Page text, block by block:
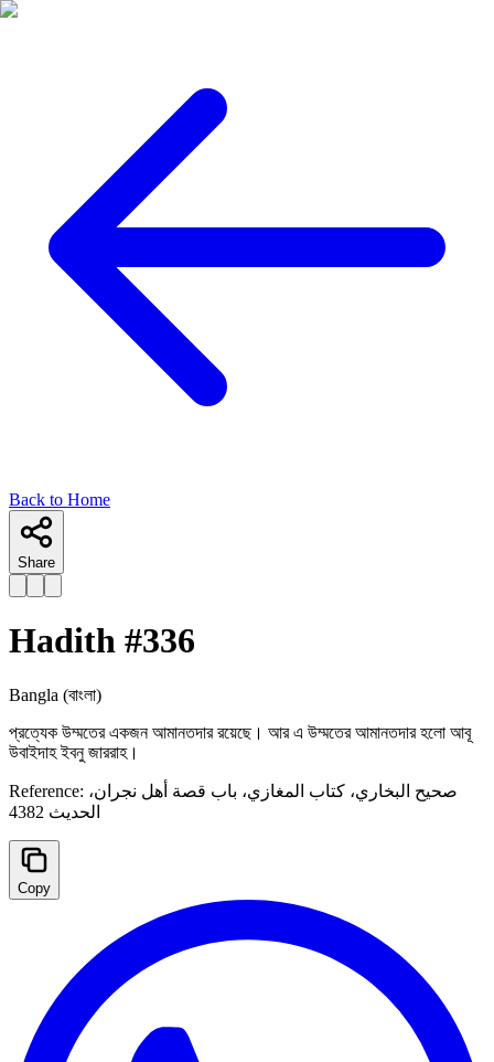
Back to Home
Share
Hadith #336
Bangla (বাংলা)
প্রত্যেক উম্মতের একজন আমানতদার রয়েছে। আর এ উম্মতের আমানতদার হলো আবূ
উবাইদাহ ইবনু জাররাহ।
Reference: صحيح البخاري، كتاب المغازي، ‌‌باب قصة أهل نجران،
الحدیث 4382
Copy